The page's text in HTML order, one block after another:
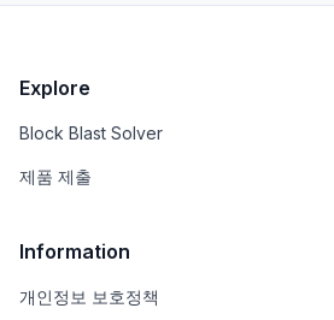
Explore
Block Blast Solver
제품 제출
Information
개인정보 보호정책